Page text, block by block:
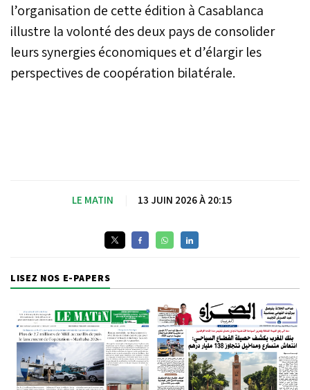
l’organisation de cette édition à Casablanca
illustre la volonté des deux pays de consolider
leurs synergies économiques et d’élargir les
perspectives de coopération bilatérale.
LE MATIN 13 JUIN 2026 À 20:15
LISEZ NOS E-PAPERS